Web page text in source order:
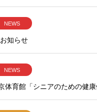
NEWS
知らせ
NEWS
体育館「シニアのための健康